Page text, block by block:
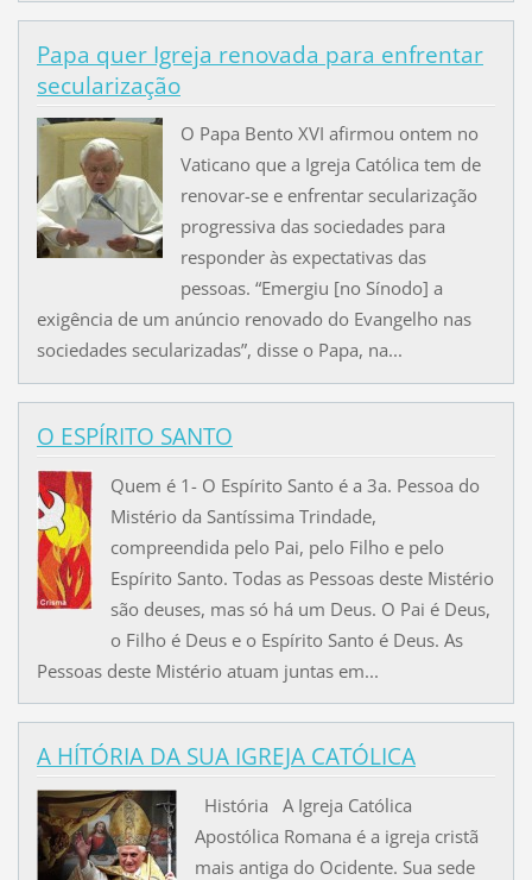
Papa quer Igreja renovada para enfrentar
secularização
O Papa Bento XVI afirmou ontem no
Vaticano que a Igreja Católica tem de
renovar-se e enfrentar secularização
progressiva das sociedades para
responder às expectativas das
pessoas. “Emergiu [no Sínodo] a
exigência de um anúncio renovado do Evangelho nas
sociedades secularizadas”, disse o Papa, na...
O ESPÍRITO SANTO
Quem é 1- O Espírito Santo é a 3a. Pessoa do
Mistério da Santíssima Trindade,
compreendida pelo Pai, pelo Filho e pelo
Espírito Santo. Todas as Pessoas deste Mistério
são deuses, mas só há um Deus. O Pai é Deus,
o Filho é Deus e o Espírito Santo é Deus. As
Pessoas deste Mistério atuam juntas em...
A HÍTÓRIA DA SUA IGREJA CATÓLICA
História A Igreja Católica
Apostólica Romana é a igreja cristã
mais antiga do Ocidente. Sua sede